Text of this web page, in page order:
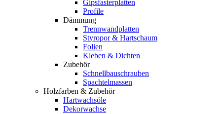
Gipsfasterplatten
Profile
Dämmung
Trennwandplatten
Styropor & Hartschaum
Folien
Kleben & Dichten
Zubehör
Schnellbauschrauben
Spachtelmassen
Holzfarben & Zubehör
Hartwachsöle
Dekorwachse